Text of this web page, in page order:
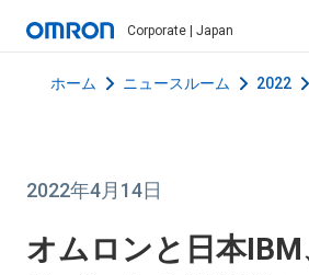
Corporate | Japan
ホーム ニュースルーム 2022
2022年4月14日
オムロンと日本